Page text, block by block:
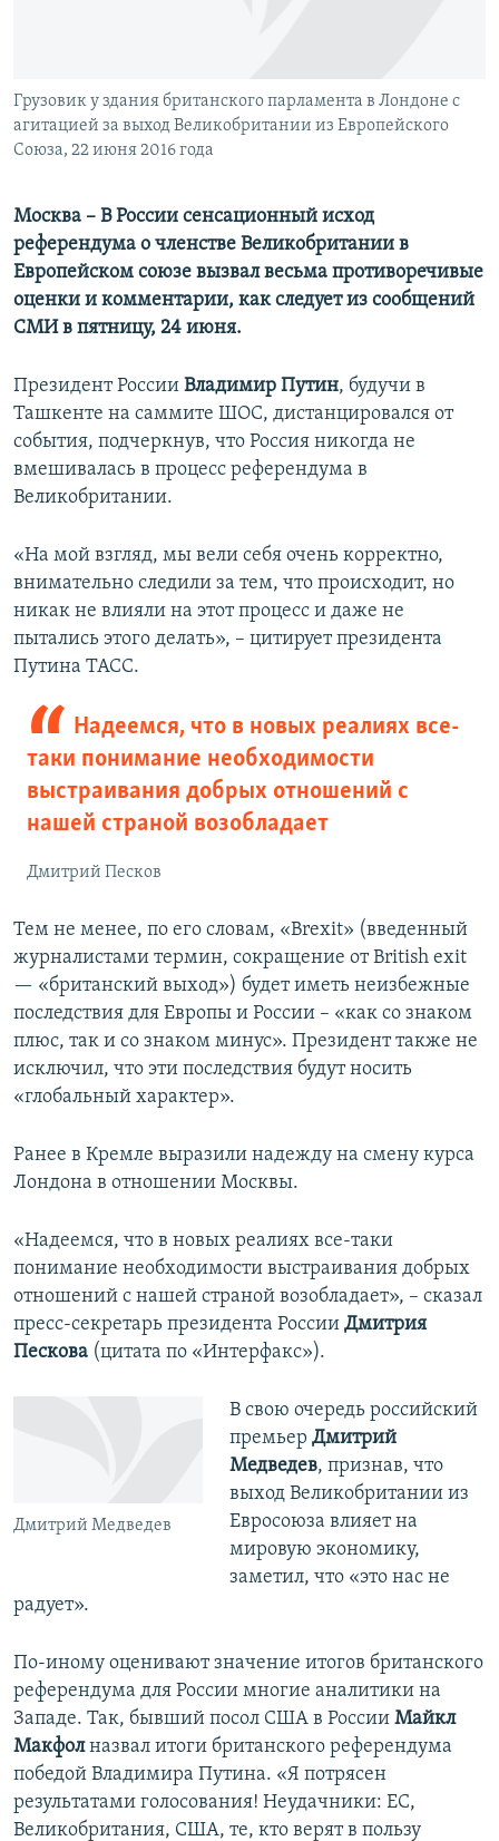
ELIFBE
УКРАИНСКАЯ ПРОБЛЕМА КРЫМА
Грузовик у здания британского парламента в Лондоне с
агитацией за выход Великобритании из Европейского
Союза, 22 июня 2016 года
Москва – В России сенсационный исход
референдума о членстве Великобритании в
Европейском союзе вызвал весьма противоречивые
оценки и комментарии, как следует из сообщений
СМИ в пятницу, 24 июня.
Президент России Владимир Путин, будучи в
Ташкенте на саммите ШОС, дистанцировался от
события, подчеркнув, что Россия никогда не
вмешивалась в процесс референдума в
Великобритании.
«На мой взгляд, мы вели себя очень корректно,
внимательно следили за тем, что происходит, но
никак не влияли на этот процесс и даже не
пытались этого делать», – цитирует президента
Путина ТАСС.
Надеемся, что в новых реалиях все-
таки понимание необходимости
выстраивания добрых отношений с
нашей страной возобладает
Дмитрий Песков
Тем не менее, по его словам, «Brexit» (введенный
журналистами термин, сокращение от British exit
— «британский выход») будет иметь неизбежные
последствия для Европы и России – «как со знаком
плюс, так и со знаком минус». Президент также не
исключил, что эти последствия будут носить
«глобальный характер».
Ранее в Кремле выразили надежду на смену курса
Лондона в отношении Москвы.
«Надеемся, что в новых реалиях все-таки
понимание необходимости выстраивания добрых
отношений с нашей страной возобладает», – сказал
пресс-секретарь президента России Дмитрия
Пескова (цитата по «Интерфакс»).
Дмитрий Медведев
В свою очередь российский
премьер Дмитрий
Медведев, признав, что
выход Великобритании из
Евросоюза влияет на
мировую экономику,
заметил, что «это нас не
радует».
По-иному оценивают значение итогов британского
референдума для России многие аналитики на
Западе. Так, бывший посол США в России Майкл
Макфолназвал итоги британского референдума
победой Владимира Путина. «Я потрясен
результатами голосования! Неудачники: ЕС,
Великобритания, США, те, кто верят в пользу